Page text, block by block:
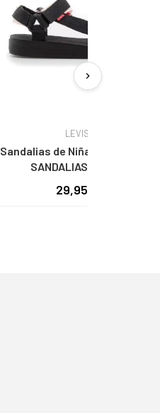
LEVIS
Sandalias de Niña y Niño LEVIS
SANDALIAS NEGRO
29,95 €
chevron_right